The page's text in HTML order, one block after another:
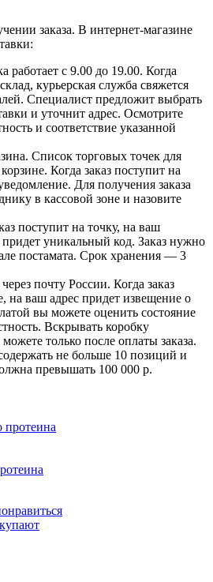
заказа. В интернет-магазине
работает с 9.00 до 19.00. Когда
курьерская служба свяжется
Специалист предложит выбрать
и уточнит адрес. Осмотрите
и соответствие указанной
Список торговых точек для
Когда заказ поступит на
Для получения заказа
в кассовой зоне и назовите
поступит на точку, на ваш
уникальный код. Заказ нужно
постамата. Срок хранения — 3
почту России. Когда заказ
на ваш адрес придет извещение о
вы можете оценить состояние
Вскрывать коробку
только после оплаты заказа.
не больше 10 позиций и
превышать 100 000 р.